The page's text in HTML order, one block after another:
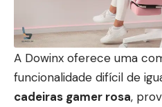
A Dowinx oferece uma
funcionalidade difícil de
cadeiras gamer rosa,